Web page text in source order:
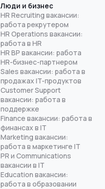
Люди и бизнес
HR Recruiting вакансии:
работа рекрутером
HR Operations вакансии:
работа в HR
HR BP вакансии: работа
HR-бизнес-партнером
Sales вакансии: работа в
продажах IT-продуктов
Customer Support
вакансии: работа в
поддержке
Finance вакансии: работа в
финансах в IT
Marketing вакансии:
работа в маркетинге IT
PR и Communications
вакансии в IT
Education вакансии:
работа в образовании